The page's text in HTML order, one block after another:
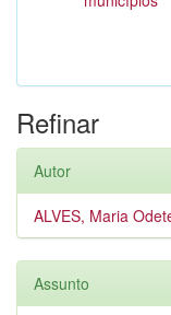
Refinar
Autor
ALVES, Maria
Assunto